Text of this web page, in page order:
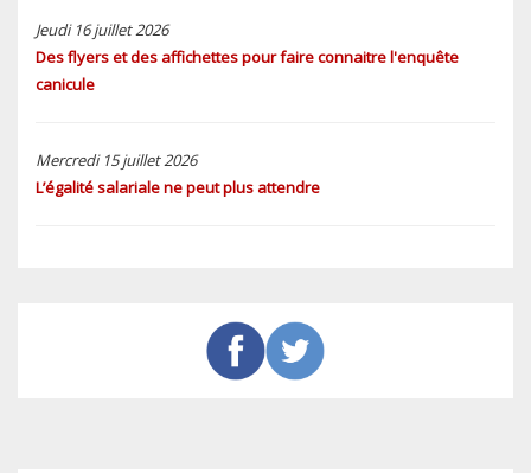
Jeudi 16 juillet 2026
Des flyers et des affichettes pour faire connaitre l'enquête
canicule
Mercredi 15 juillet 2026
L’égalité salariale ne peut plus attendre